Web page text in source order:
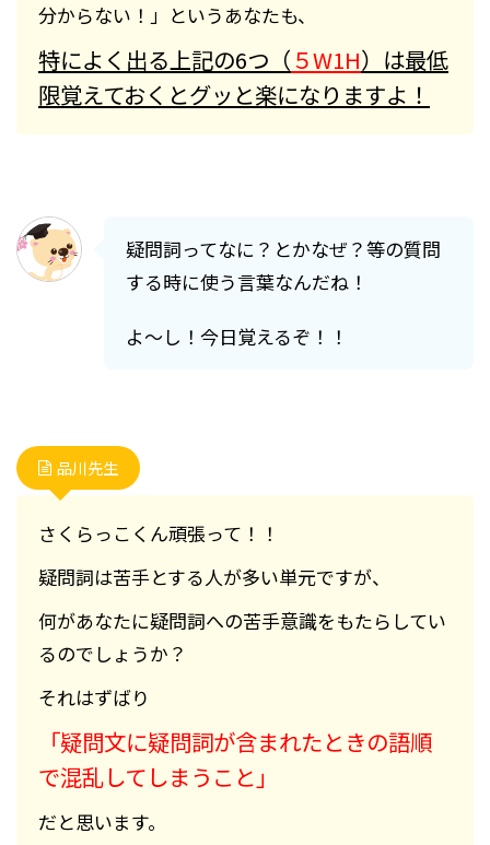
分からない！」というあなたも、
特によく出る上記の6つ（ ５W1H）は最低
限覚えておくとグッと楽になりますよ！
疑問詞ってなに？とかなぜ？等の質問
する時に使う言葉なんだね！
よ～し！今日覚えるぞ！！
品川先生
さくらっこくん頑張って！！
疑問詞は苦手とする人が多い単元ですが、
何があなたに疑問詞への苦手意識をもたらしてい
るのでしょうか？
それはずばり
「疑問文に疑問詞が含まれたときの語順
で混乱してしまうこと」
だと思います。